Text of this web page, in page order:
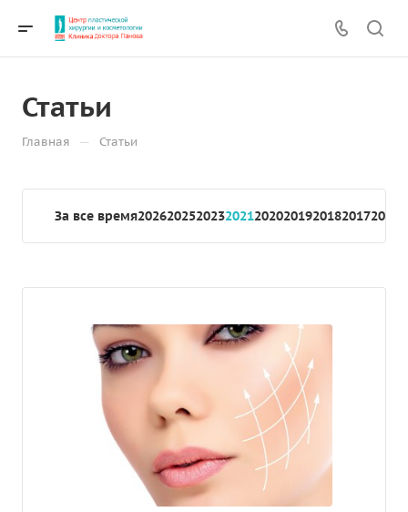
Статьи
Главная — Статьи
За все время202620252023202120202019201820172016